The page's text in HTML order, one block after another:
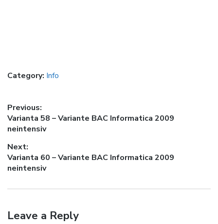
Category: Info
Post
navigation
Previous:
Previous
post:
Varianta 58 – Variante BAC Informatica 2009
neintensiv
Next:
Next
post:
Varianta 60 – Variante BAC Informatica 2009
neintensiv
Leave a Reply